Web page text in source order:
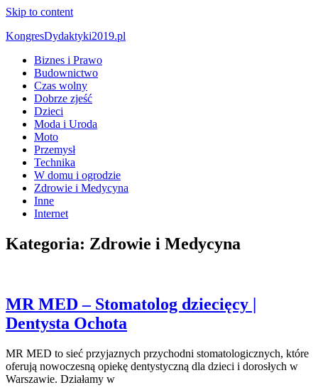
Skip to content
KongresDydaktyki2019.pl
Biznes i Prawo
Budownictwo
Czas wolny
Dobrze zjeść
Dzieci
Moda i Uroda
Moto
Przemysł
Technika
W domu i ogrodzie
Zdrowie i Medycyna
Inne
Internet
Kategoria: Zdrowie i Medycyna
MR MED – Stomatolog dziecięcy |
Dentysta Ochota
MR MED to sieć przyjaznych przychodni stomatologicznych, które
oferują nowoczesną opiekę dentystyczną dla dzieci i dorosłych w
Warszawie. Działamy w